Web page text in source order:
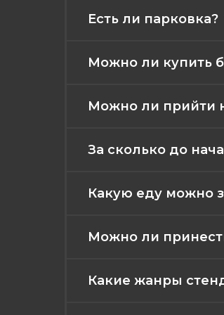
Есть ли парковка?
Можно ли купить
Можно ли прийти
За сколько до
Какую еду можно
Можно ли
Какие жанры